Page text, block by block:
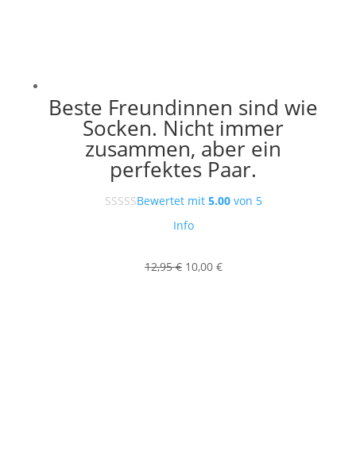
Beste Freundinnen sind wie
Socken. Nicht immer
zusammen, aber ein
perfektes Paar.
Bewertet mit 5.00von 5
Info
12,95€ Ursprünglicher
10,00 €Aktueller